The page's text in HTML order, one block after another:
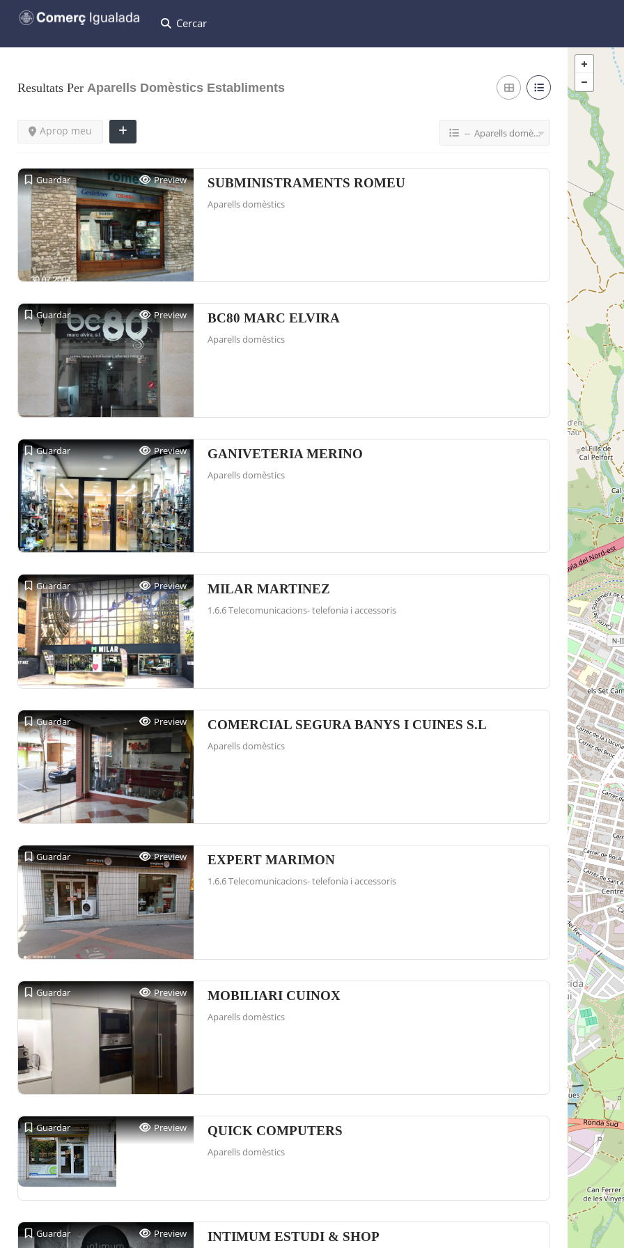
Cercar
Resultats Per Aparells Domèstics Establiments
Aprop meu -- Aparells domèstics
Guardar Preview SUBMINISTRAMENTS ROMEU
Aparells domèstics
Guardar Preview BC80 MARC ELVIRA
Aparells domèstics
Guardar Preview GANIVETERIA MERINO
Aparells domèstics
Guardar Preview MILAR MARTINEZ
1.6.6 Telecomunicacions- telefonia i accessoris
Guardar Preview COMERCIAL SEGURA BANYS I CUINES S.L
Aparells domèstics
Guardar Preview EXPERT MARIMON
1.6.6 Telecomunicacions- telefonia i accessoris
Guardar Preview MOBILIARI CUINOX
Aparells domèstics
Guardar Preview QUICK COMPUTERS
Aparells domèstics
Guardar Preview INTIMUM ESTUDI & SHOP